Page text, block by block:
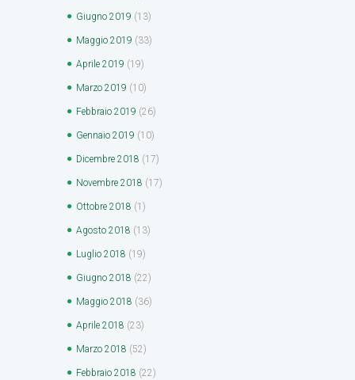
Giugno 2019 (13)
Maggio 2019 (33)
Aprile 2019 (19)
Marzo 2019 (10)
Febbraio 2019 (26)
Gennaio 2019 (10)
Dicembre 2018 (17)
Novembre 2018 (17)
Ottobre 2018 (1)
Agosto 2018 (13)
Luglio 2018 (19)
Giugno 2018 (22)
Maggio 2018 (36)
Aprile 2018 (23)
Marzo 2018 (52)
Febbraio 2018 (22)